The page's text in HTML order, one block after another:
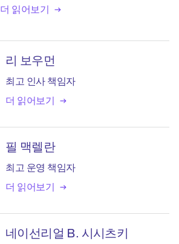
더 읽어보기
리 보우먼
최고 인사 책임자
더 읽어보기
필 맥렐란
최고 운영 책임자
더 읽어보기
네이선리얼 B. 시시츠키